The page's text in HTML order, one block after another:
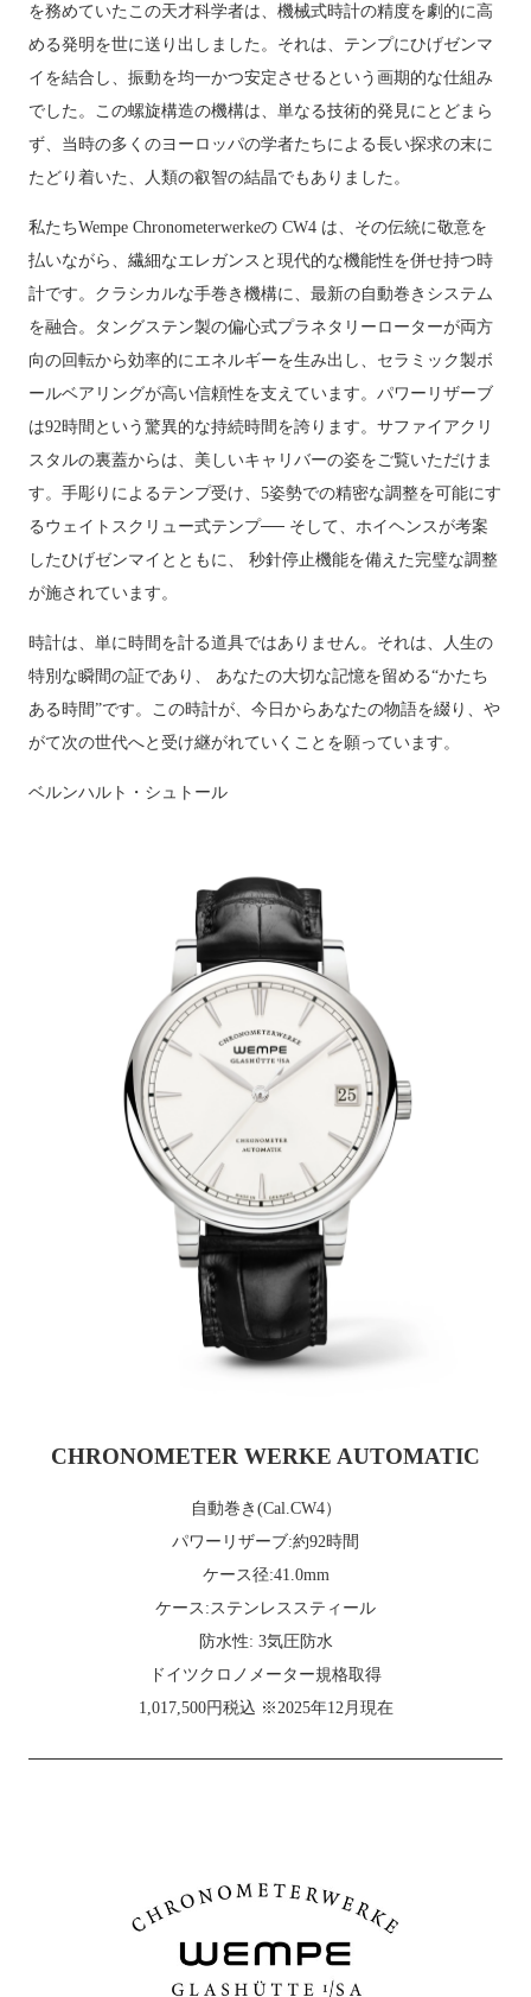
を務めていたこの天才科学者は、機械式時計の精度を劇的に高
める発明を世に送り出しました。それは、テンプにひげゼンマ
イを結合し、振動を均一かつ安定させるという画期的な仕組み
でした。この螺旋構造の機構は、単なる技術的発見にとどまら
ず、当時の多くのヨーロッパの学者たちによる長い探求の末に
たどり着いた、人類の叡智の結晶でもありました。
私たちWempe Chronometerwerkeの CW4 は、その伝統に敬意を
払いながら、繊細なエレガンスと現代的な機能性を併せ持つ時
計です。クラシカルな手巻き機構に、最新の自動巻きシステム
を融合。タングステン製の偏心式プラネタリーローターが両方
向の回転から効率的にエネルギーを生み出し、セラミック製ボ
ールベアリングが高い信頼性を支えています。パワーリザーブ
は92時間という驚異的な持続時間を誇ります。サファイアクリ
スタルの裏蓋からは、美しいキャリバーの姿をご覧いただけま
す。手彫りによるテンプ受け、5姿勢での精密な調整を可能にす
るウェイトスクリュー式テンプ── そして、ホイヘンスが考案
したひげゼンマイとともに、 秒針停止機能を備えた完璧な調整
が施されています。
時計は、単に時間を計る道具ではありません。それは、人生の
特別な瞬間の証であり、 あなたの大切な記憶を留める“かたち
ある時間”です。この時計が、今日からあなたの物語を綴り、や
がて次の世代へと受け継がれていくことを願っています。
ベルンハルト・シュトール
CHRONOMETER WERKE AUTOMATIC
自動巻き(Cal.CW4）
パワーリザーブ:約92時間
ケース径:41.0mm
ケース:ステンレススティール
防水性: 3気圧防水
ドイツクロノメーター規格取得
1,017,500円税込 ※2025年12月現在